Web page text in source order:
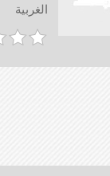
الغربية